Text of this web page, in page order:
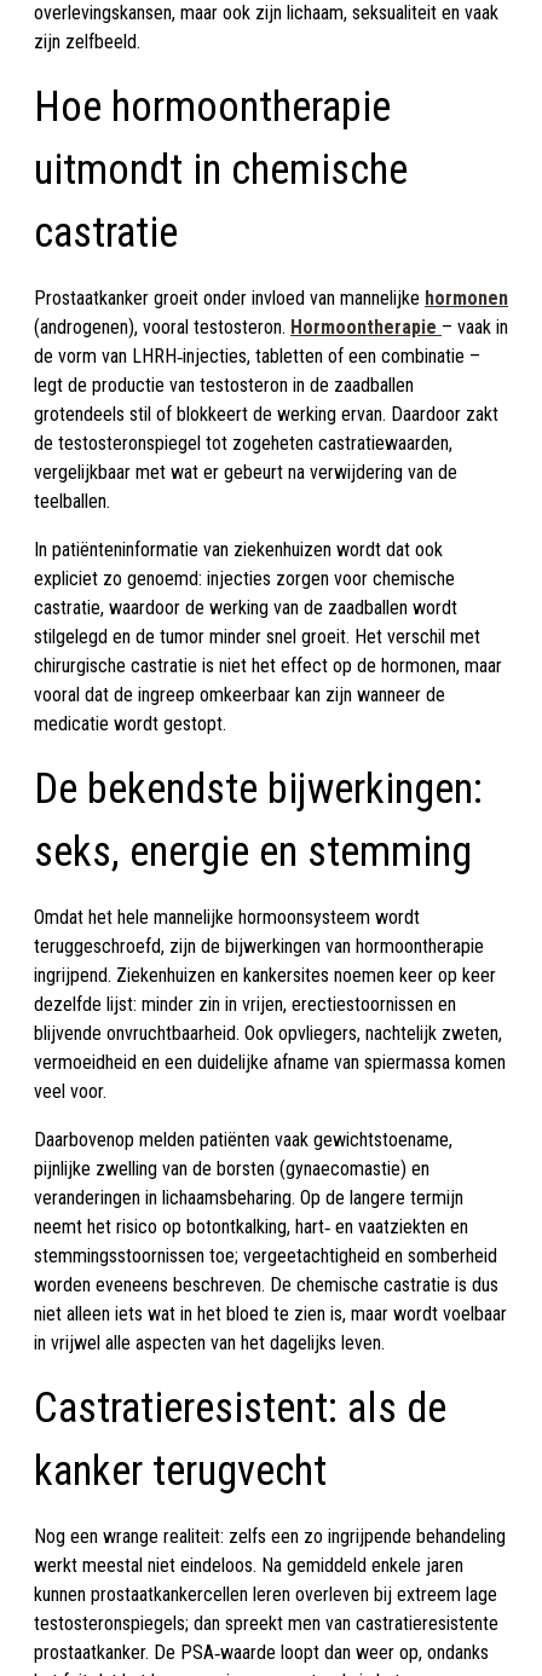
overlevingskansen, maar ook zijn lichaam, seksualiteit en vaak
zijn zelfbeeld.
Hoe hormoontherapie
uitmondt in chemische
castratie
Prostaatkanker groeit onder invloed van mannelijke hormonen
(androgenen), vooral testosteron. Hormoontherapie – vaak in
de vorm van LHRH‑injecties, tabletten of een combinatie –
legt de productie van testosteron in de zaadballen
grotendeels stil of blokkeert de werking ervan. Daardoor zakt
de testosteronspiegel tot zogeheten castratiewaarden,
vergelijkbaar met wat er gebeurt na verwijdering van de
teelballen.
In patiënteninformatie van ziekenhuizen wordt dat ook
expliciet zo genoemd: injecties zorgen voor chemische
castratie, waardoor de werking van de zaadballen wordt
stilgelegd en de tumor minder snel groeit. Het verschil met
chirurgische castratie is niet het effect op de hormonen, maar
vooral dat de ingreep omkeerbaar kan zijn wanneer de
medicatie wordt gestopt.
De bekendste bijwerkingen:
seks, energie en stemming
Omdat het hele mannelijke hormoonsysteem wordt
teruggeschroefd, zijn de bijwerkingen van hormoontherapie
ingrijpend. Ziekenhuizen en kankersites noemen keer op keer
dezelfde lijst: minder zin in vrijen, erectiestoornissen en
blijvende onvruchtbaarheid. Ook opvliegers, nachtelijk zweten,
vermoeidheid en een duidelijke afname van spiermassa komen
veel voor.
Daarbovenop melden patiënten vaak gewichtstoename,
pijnlijke zwelling van de borsten (gynaecomastie) en
veranderingen in lichaamsbeharing. Op de langere termijn
neemt het risico op botontkalking, hart‑ en vaatziekten en
stemmingsstoornissen toe; vergeetachtigheid en somberheid
worden eveneens beschreven. De chemische castratie is dus
niet alleen iets wat in het bloed te zien is, maar wordt voelbaar
in vrijwel alle aspecten van het dagelijks leven.
Castratieresistent: als de
kanker terugvecht
Nog een wrange realiteit: zelfs een zo ingrijpende behandeling
werkt meestal niet eindeloos. Na gemiddeld enkele jaren
kunnen prostaatkankercellen leren overleven bij extreem lage
testosteronspiegels; dan spreekt men van castratieresistente
prostaatkanker. De PSA‑waarde loopt dan weer op, ondanks